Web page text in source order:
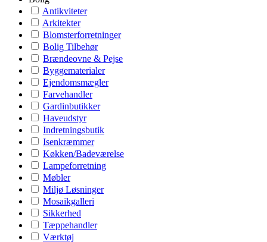
Antikviteter
Arkitekter
Blomsterforretninger
Bolig Tilbehør
Brændeovne & Pejse
Byggematerialer
Ejendomsmægler
Farvehandler
Gardinbutikker
Haveudstyr
Indretningsbutik
Isenkræmmer
Køkken/Badeværelse
Lampeforretning
Møbler
Miljø Løsninger
Mosaikgalleri
Sikkerhed
Tæppehandler
Værktøj